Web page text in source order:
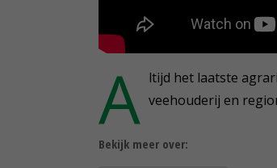
A ltijd het laatste
veehouderij en
Bekijk meer over: